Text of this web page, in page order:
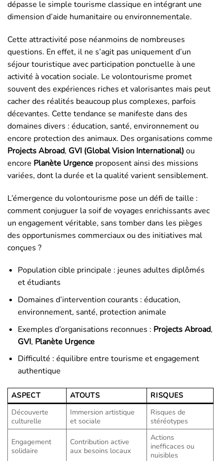
dépasse le simple tourisme classique en intégrant une
dimension d’aide humanitaire ou environnementale.
Cette attractivité pose néanmoins de nombreuses
questions. En effet, il ne s’agit pas uniquement d’un
séjour touristique avec participation ponctuelle à une
activité à vocation sociale. Le volontourisme promet
souvent des expériences riches et valorisantes mais peut
cacher des réalités beaucoup plus complexes, parfois
décevantes. Cette tendance se manifeste dans des
domaines divers : éducation, santé, environnement ou
encore protection des animaux. Des organisations comme
Projects Abroad, GVI (Global Vision International) ou
encore Planète Urgence proposent ainsi des missions
variées, dont la durée et la qualité varient sensiblement.
L’émergence du volontourisme pose un défi de taille :
comment conjuguer la soif de voyages enrichissants avec
un engagement véritable, sans tomber dans les pièges
des opportunismes commerciaux ou des initiatives mal
conçues ?
Population cible principale : jeunes adultes diplômés
et étudiants
Domaines d’intervention courants : éducation,
environnement, santé, protection animale
Exemples d’organisations reconnues : Projects Abroad,
GVI, Planète Urgence
Difficulté : équilibre entre tourisme et engagement
authentique
ASPECT ATOUTS
RISQUES
Découverte
culturelle
Immersion artistique
et sociale
Risques de
stéréotypes
Engagement
solidaire
Contribution active
aux besoins locaux
Actions
inefficaces ou
nuisibles